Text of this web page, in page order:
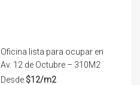
Oficina lista para ocupar en
Av. 12 de Octubre – 310M2
Desde $12/m2